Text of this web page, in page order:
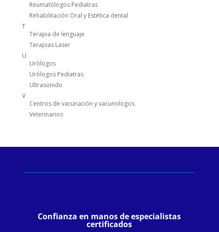
Reumatólogos Pediatras
Rehabilitación Oral y Estética dental
T
Terapia de lenguaje
Terapias Laser
U
Urólogos
Urólogos Pediatras
Ultrasonido
V
Centros de vacunación y vacunologos
Veterinarios
Confianza en manos de especialistas
certificados